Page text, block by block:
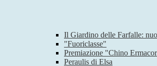
Il Giardino delle Farfalle:
"Fuoriclasse"
Premiazione "Chino
Peraulis di Elsa